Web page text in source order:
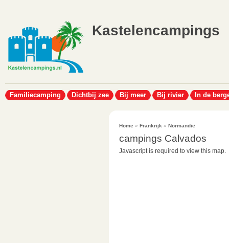
Kastelencampings
Familiecamping Dichtbij zee Bij meer Bij rivier In de
Home » Frankrijk » Normandië
campings Calvados
Javascript is required to view this map.